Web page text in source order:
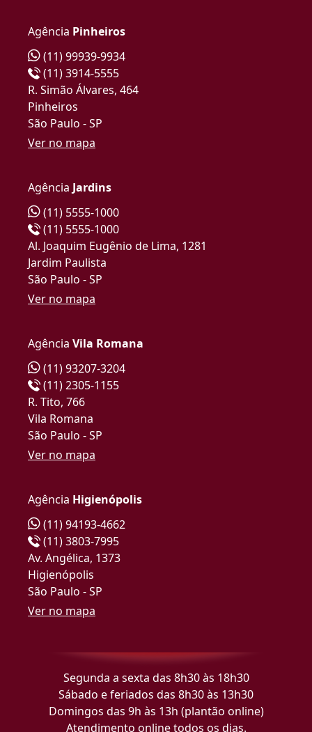
Agência Pinheiros
(11) 99939-9934
(11) 3914-5555
R. Simão Álvares, 464
Pinheiros
São Paulo - SP
Ver no mapa
Agência Jardins
(11) 5555-1000
(11) 5555-1000
Al. Joaquim Eugênio de Lima, 1281
Jardim Paulista
São Paulo - SP
Ver no mapa
Agência Vila Romana
(11) 93207-3204
(11) 2305-1155
R. Tito, 766
Vila Romana
São Paulo - SP
Ver no mapa
Agência Higienópolis
(11) 94193-4662
(11) 3803-7995
Av. Angélica, 1373
Higienópolis
São Paulo - SP
Ver no mapa
Segunda a sexta das 8h30 às 18h30
Sábado e feriados das 8h30 às 13h30
Domingos das 9h às 13h (plantão online)
Atendimento online todos os dias.